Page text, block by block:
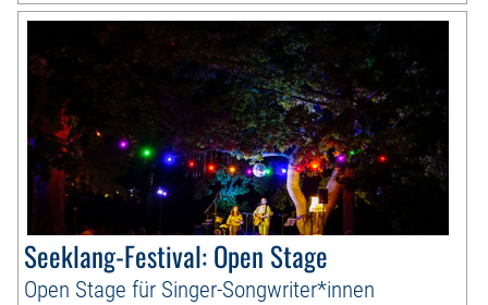
Seeklang-Festival: Open Stage
Open Stage für Singer-Songwriter*innen